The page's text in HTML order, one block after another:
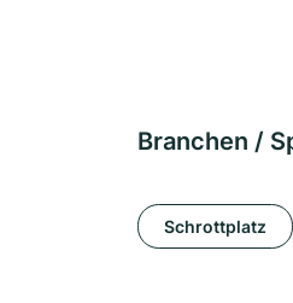
Branchen /
Schrottplatz